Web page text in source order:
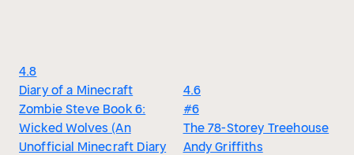
4.8
Diary of a Minecraft
Zombie Steve Book 6:
Wicked Wolves (An
Unofficial Minecraft Diary
4.6
#6
The 78-Storey Treehouse
Andy Griffiths